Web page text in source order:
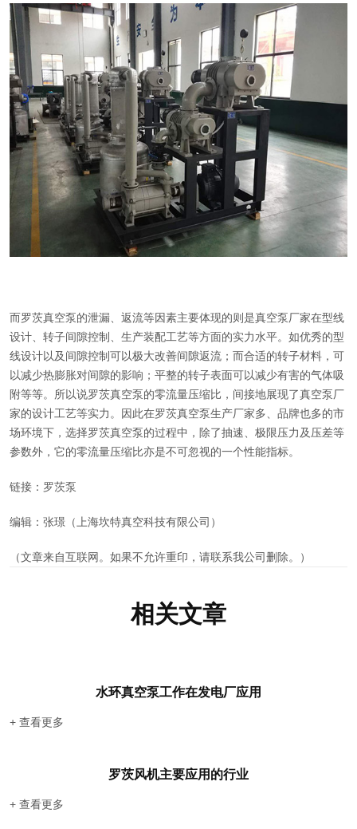
而罗茨真空泵的泄漏、返流等因素主要体现的则是真空泵厂家在型线
设计、转子间隙控制、生产装配工艺等方面的实力水平。如优秀的型
线设计以及间隙控制可以极大改善间隙返流；而合适的转子材料，可
以减少热膨胀对间隙的影响；平整的转子表面可以减少有害的气体吸
附等等。所以说罗茨真空泵的零流量压缩比，间接地展现了真空泵厂
家的设计工艺等实力。因此在罗茨真空泵生产厂家多、品牌也多的市
场环境下，选择罗茨真空泵的过程中，除了抽速、极限压力及压差等
参数外，它的零流量压缩比亦是不可忽视的一个性能指标。
链接：罗茨泵
编辑：张璟（上海坎特真空科技有限公司）
（文章来自互联网。如果不允许重印，请联系我公司删除。）
相关文章
水环真空泵工作在发电厂应用
+ 查看更多
罗茨风机主要应用的行业
+ 查看更多